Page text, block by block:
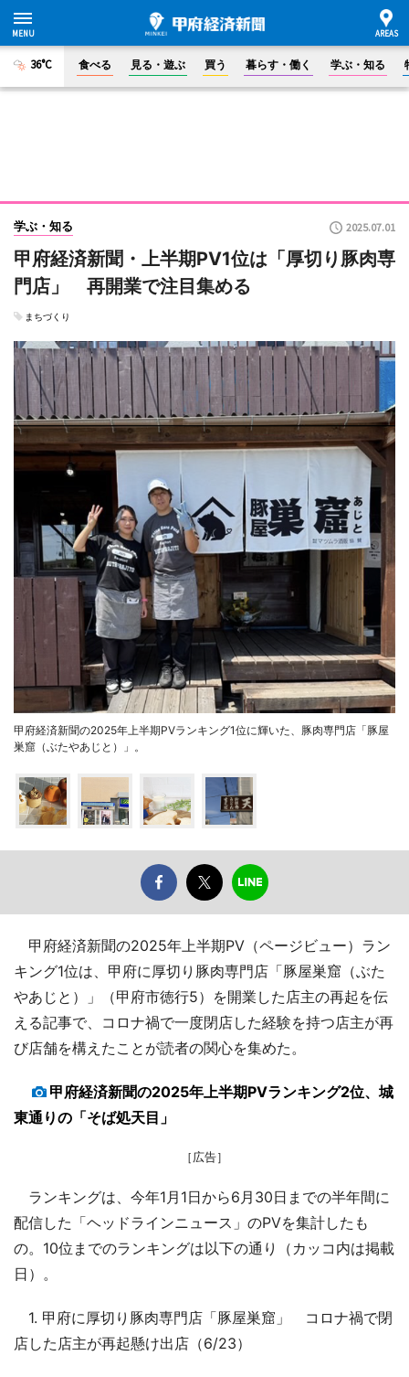
36°C 食べる 見る・遊ぶ 買う 暮らす・働く 学ぶ・知る
学ぶ・知る 2025.07.01
甲府経済新聞・上半期PV1位は「厚切り豚肉専
門店」 再開業で注目集める
まちづくり
甲府経済新聞の2025年上半期PVランキング1位に輝いた、豚肉専門店「豚屋
巣窟（ぶたやあじと）」。
甲府経済新聞の2025年上半期PV（ページビュー）ラン
キング1位は、甲府に厚切り豚肉専門店「豚屋巣窟（ぶた
やあじと）」（甲府市徳行5）を開業した店主の再起を伝
える記事で、コロナ禍で一度閉店した経験を持つ店主が再
び店舗を構えたことが読者の関心を集めた。
甲府経済新聞の2025年上半期PVランキング2位、城
東通りの「そば処天目」
［広告］
ランキングは、今年1月1日から6月30日までの半年間に
配信した「ヘッドラインニュース」のPVを集計したも
の。10位までのランキングは以下の通り（カッコ内は掲載
日）。
1. 甲府に厚切り豚肉専門店「豚屋巣窟」 コロナ禍で閉
店した店主が再起懸け出店（6/23）